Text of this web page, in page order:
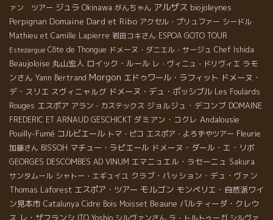
ァン ツアー ジュラ Okinawa がんちゃん アルザス biojoleynes
Perpignan Domaine Dard et Ribo アクセル・プリュファー シードル
Mathieu et Camille Lapierre 岩田コキさん ESPOA GOTO TOUR
Estezargue Côte de Thongue ドメーヌ・ダニエル・サージュ Chef Ishida
Beaujoloise 丸山宏人 ロイック・ルール レ・ヴィニュ・ドリヴィエ ラモ
ンさん Yann Bertrand Morgon エドゥワール・ラフィット ドメーヌ・
デ・スリエ スヴィニャルグ ドメーヌ・デュ・ポッシブル Les Foulards
Rouges エスポア アラン・カステックス ジョルジュ・デコンブ DOMAINE
FREDERIC ET ARNAUD GESCHICKT ダミアン・コクレ Andalousie
Pouilly-Fumé コルビエール トマ・ピコ エスポア・よろずやツアー Fleurie
加藤さん BISSOH マチュー・ラピエール ドメーヌ・ダール・エ・リボ
GEORGES DESCOMBES AD VINUM エマニュエル・ラセーニュ Sakura
サンタムール シャトー・エギュイユ クラブ・パッション・デュ・ヴァン
Thomas Laforest エスポア・ツアー モルゴン モンペリエ・自然派ワイ
ン見本市 Catalunya Cidre Bois Moisset Beaune パルティーダ・クレウ
ス レ・ザフランシ ITO Yoshio シルヴァンさん ラ・トルトゥーガ シルヴァ